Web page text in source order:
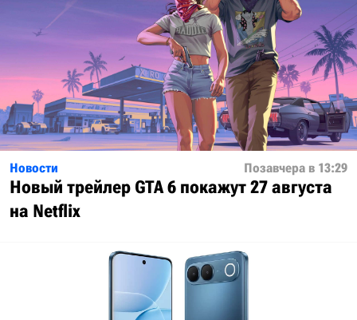
Новости Позавчера в 13:29
Новый трейлер GTA 6 покажут 27 августа
на Netflix